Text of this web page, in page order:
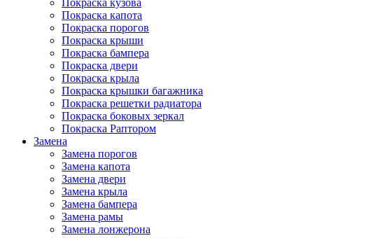
Покраска кузова
Покраска капота
Покраска порогов
Покраска крыши
Покраска бампера
Покраска двери
Покраска крыла
Покраска крышки багажника
Покраска решетки радиатора
Покраска боковых зеркал
Покраска Раптором
Замена
Замена порогов
Замена капота
Замена двери
Замена крыла
Замена бампера
Замена рамы
Замена лонжерона